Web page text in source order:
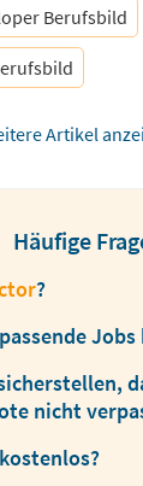
Berufsbild
Berufsbild
Dresscode
Noten verstehen
Artikel
Häufige
?
Jobs
nicht
kostenlos?